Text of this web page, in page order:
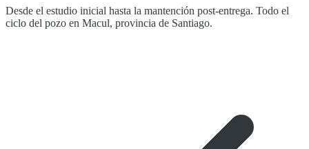
Desde el estudio inicial hasta la mantención post-entrega. Todo el
ciclo del pozo en Macul, provincia de Santiago.